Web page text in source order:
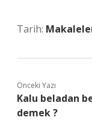
Tarih:
Önceki Yazı
Kalu beladan
demek ?